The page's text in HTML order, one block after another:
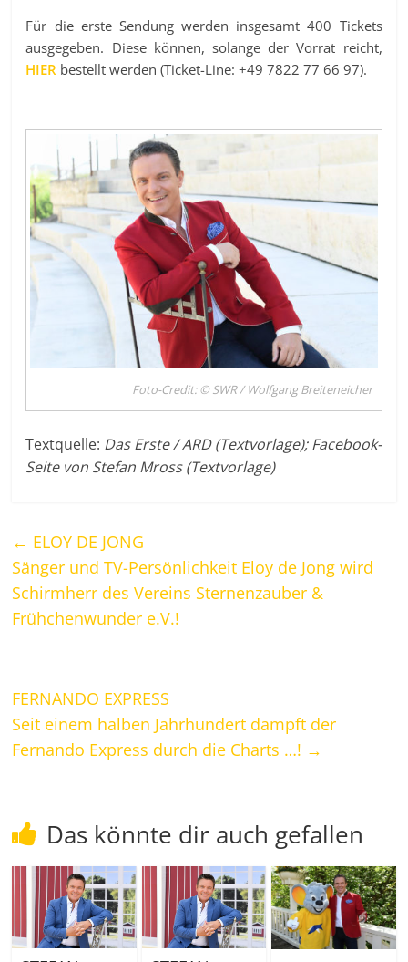
Für die erste Sendung werden insgesamt 400 Tickets
ausgegeben. Diese können, solange der Vorrat reicht,
HIER bestellt werden (Ticket-Line: +49 7822 77 66 97).
Foto-Credit: © SWR / Wolfgang Breiteneicher
Textquelle: Das Erste / ARD (Textvorlage); Facebook-
Seite von Stefan Mross (Textvorlage)
← ELOY DE JONG
Sänger und TV-Persönlichkeit Eloy de Jong wird
Schirmherr des Vereins Sternenzauber &
Frühchenwunder e.V.!
FERNANDO EXPRESS
Seit einem halben Jahrhundert dampft der
Fernando Express durch die Charts …! →
Das könnte dir auch gefallen